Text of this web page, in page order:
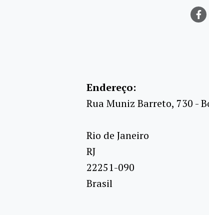
Endereço:
Rua Muniz Barreto, 730 -
Rio de Janeiro
RJ
22251-090
Brasil